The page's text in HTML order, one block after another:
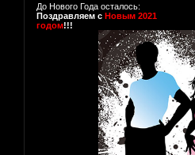
До Нового Года осталось:
Поздравляем с Новым 2021
годом!!!